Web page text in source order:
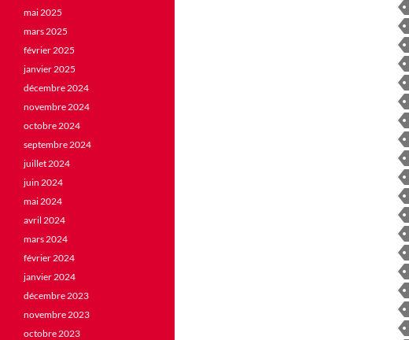
mai 2025
mars 2025
février 2025
janvier 2025
décembre 2024
novembre 2024
octobre 2024
septembre 2024
juillet 2024
juin 2024
mai 2024
avril 2024
mars 2024
février 2024
janvier 2024
décembre 2023
novembre 2023
octobre 2023